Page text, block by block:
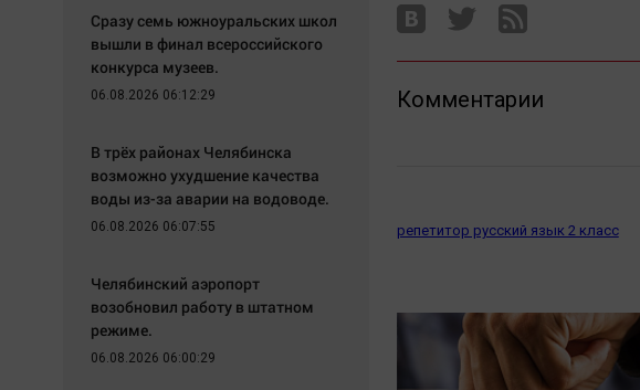
Комментарии
репетитор русский язык 2 класс
Сразу семь южноуральских школ
вышли в финал всероссийского
конкурса музеев.
06.08.2026 06:12:29
В трёх районах Челябинска
возможно ухудшение качества
воды из-за аварии на водоводе.
06.08.2026 06:07:55
Челябинский аэропорт
возобновил работу в штатном
режиме.
06.08.2026 06:00:29